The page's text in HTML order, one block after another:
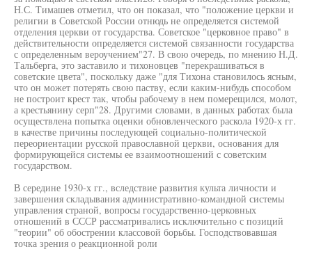
Н.С. Тимашев отметил, что он показал, что "положение церкви и
религии в Советской России отнюдь не определяется системой
отделения церкви от государства. Советское "церковное право" в
действительности определяется системой связанности государства
с определенным вероучением"27. В свою очередь, по мнению Н.Д.
Тальберга, это заставило и тихоновцев "перекрашиваться в
советские цвета", поскольку даже "для Тихона становилось ясным,
что он может потерять свою паству, если каким-нибудь способом
не построит крест так, чтобы рабочему в нем померещился, молот,
а крестьянину серп"28. Другими словами, в данных работах была
осуществлена попытка оценки обновленческого раскола 1920-х гг.
в качестве причины последующей социально-политической
переориентации русской православной церкви, основания для
формирующейся системы ее взаимоотношений с советским
государством.
В середине 1930-х гг., вследствие развития культа личности и
завершения складывания административно-командной системы
управления страной, вопросы государственно-церковных
отношений в СССР рассматривались исключительно с позиций
"теории" об обострении классовой борьбы. Господствовавшая
точка зрения о реакционной роли